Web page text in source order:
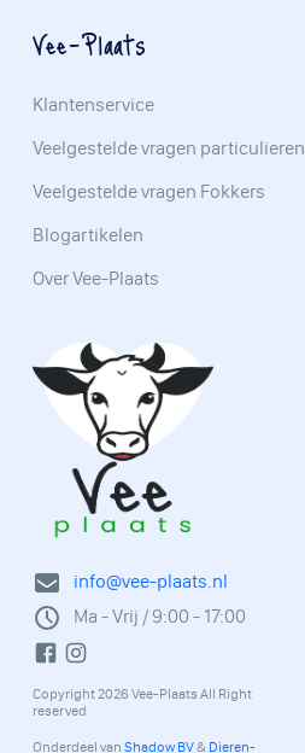
info@vee-plaats.nl
Ma - Vrij / 9:00 - 17:00
Copyright 2026 Vee-Plaats All Right
reserved
Onderdeel van Shadow BV& Dieren-
Vee-Plaats
Klantenservice
Veelgestelde vragen particulieren
Veelgestelde vragen Fokkers
Blogartikelen
Over Vee-Plaats